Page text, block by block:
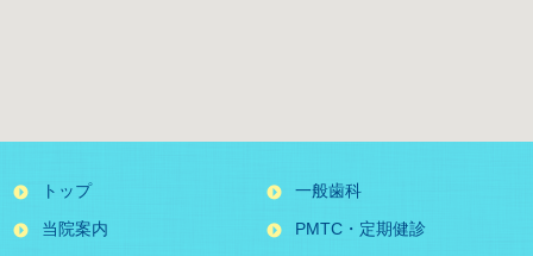
トップ
当院案内
一般歯科
PMTC・定期健診